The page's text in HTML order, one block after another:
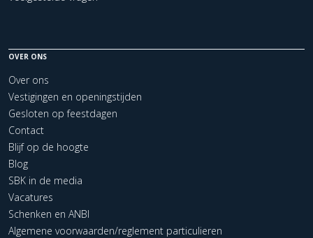
OVER ONS
Over ons
Vestigingen en openingstijden
Gesloten op feestdagen
Contact
Blijf op de hoogte
Blog
SBK in de media
Vacatures
Schenken en ANBI
Algemene voorwaarden/reglement particulieren